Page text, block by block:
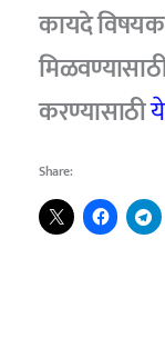
कायदे विषयक
करण्यासाठी
Share: